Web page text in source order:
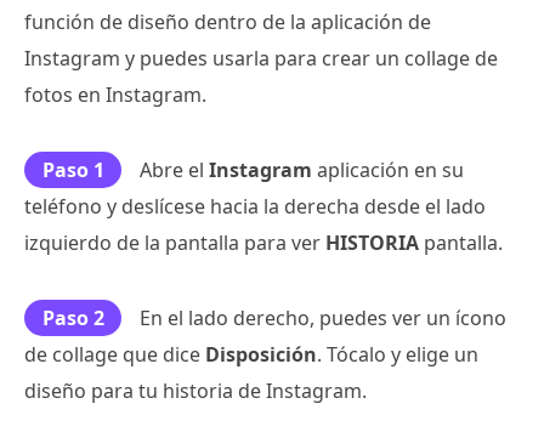
función de diseño dentro de la aplicación de
Instagram y puedes usarla para crear un collage de
fotos en Instagram.
Paso 1 Abre el Instagram aplicación en su
teléfono y deslícese hacia la derecha desde el lado
izquierdo de la pantalla para ver HISTORIA pantalla.
Paso 2
En el lado derecho, puedes ver un ícono
de collage que dice Disposición. Tócalo y elige un
diseño para tu historia de Instagram.